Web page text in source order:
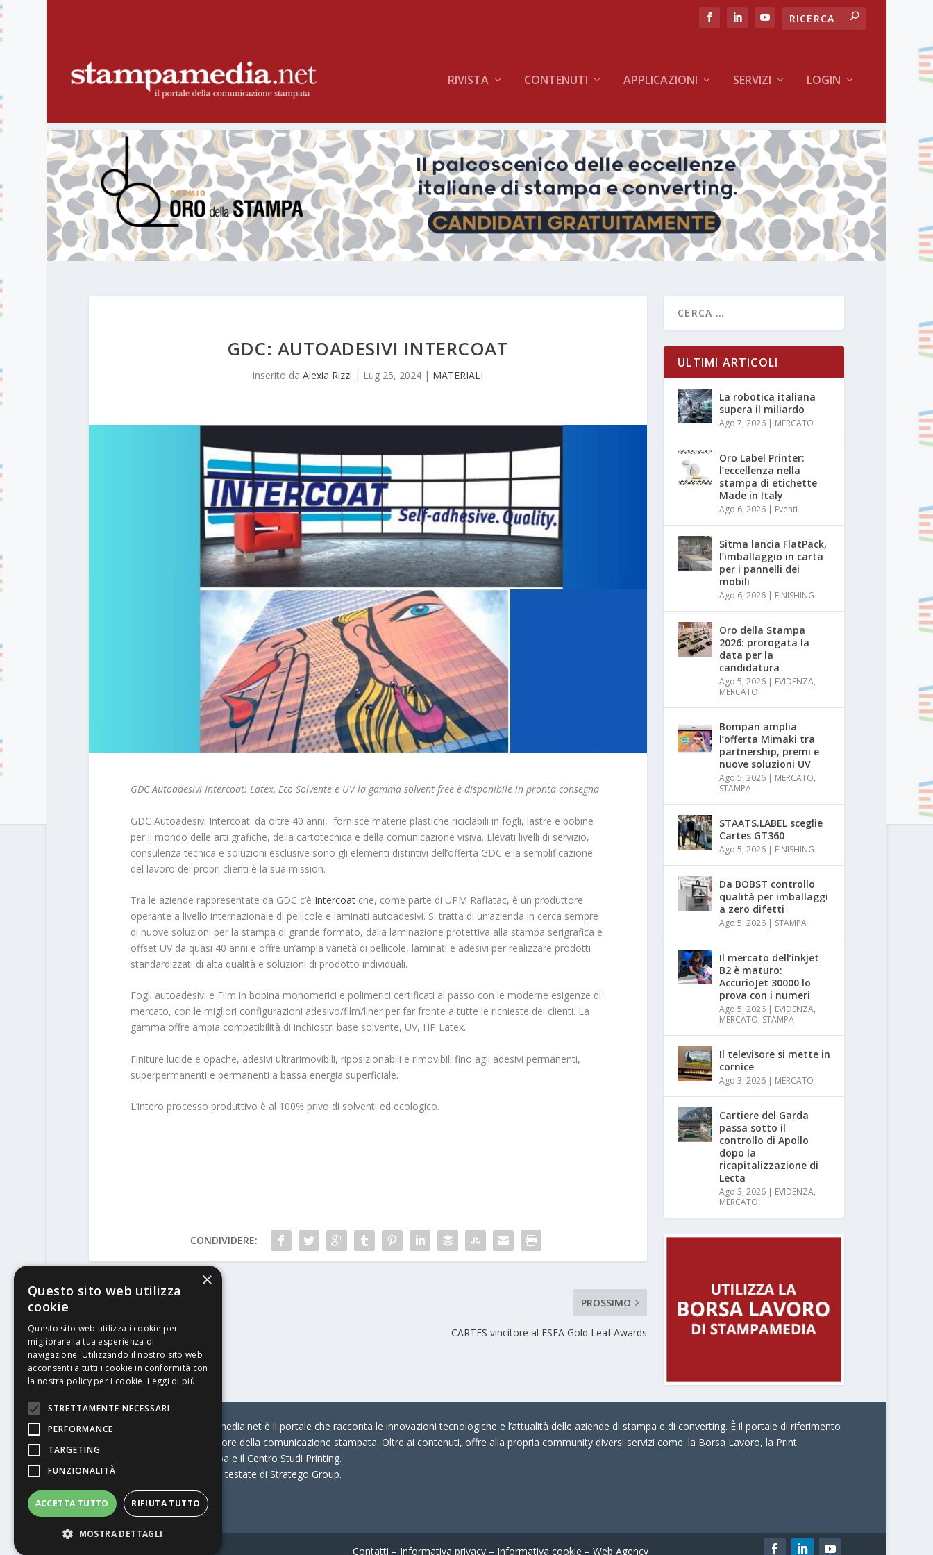
RIVISTA CONTENUTI APPLICAZIONI SERVIZI LOGIN
GDC: AUTOADESIVI INTERCOAT
Inserito daAlexia Rizzi | Lug 25, 2024 | MATERIALI
GDC Autoadesivi Intercoat: Latex, Eco Solvente e UV la gamma solvent free è disponibile in pronta consegna
GDC Autoadesivi Intercoat: da oltre 40 anni, fornisce materie plastiche riciclabili in fogli, lastre e bobine
per il mondo delle arti grafiche, della cartotecnica e della comunicazione visiva. Elevati livelli di servizio,
consulenza tecnica e soluzioni esclusive sono gli elementi distintivi dell’offerta GDC e la semplificazione
del lavoro dei propri clienti è la sua mission.
Tra le aziende rappresentate da GDC c’è Intercoatche, come parte di UPM Raflatac, è un produttore
operante a livello internazionale di pellicole e laminati autoadesivi. Si tratta di un’azienda in cerca sempre
di nuove soluzioni per la stampa di grande formato, dalla laminazione protettiva alla stampa serigrafica e
offset UV da quasi 40 anni e offre un’ampia varietà di pellicole, laminati e adesivi per realizzare prodotti
standardizzati di alta qualità e soluzioni di prodotto individuali.
Fogli autoadesivi e Film in bobina monomerici e polimerici certificati al passo con le moderne esigenze di
mercato, con le migliori configurazioni adesivo/film/liner per far fronte a tutte le richieste dei clienti. La
gamma offre ampia compatibilità di inchiostri base solvente, UV, HP Latex.
Finiture lucide e opache, adesivi ultrarimovibili, riposizionabili e rimovibili fino agli adesivi permanenti,
superpermanenti e permanenti a bassa energia superficiale.
L’intero processo produttivo è al 100% privo di solventi ed ecologico.
CONDIVIDERE:
Arctic Paper lancia Hope
PROSSIMO
CARTES vincitore al FSEA Gold Leaf Awards
ULTIMI ARTICOLI
La robotica italiana
supera il miliardo
Ago 7, 2026 | MERCATO
Oro Label Printer:
l’eccellenza nella
stampa di etichette
Made in Italy
Ago 6, 2026 | Eventi
Sitma lancia FlatPack,
l’imballaggio in carta
per i pannelli dei
mobili
Ago 6, 2026 | FINISHING
Oro della Stampa
2026: prorogata la
data per la
candidatura
Ago 5, 2026 | EVIDENZA,
MERCATO
Bompan amplia
l’offerta Mimaki tra
partnership, premi e
nuove soluzioni UV
Ago 5, 2026 | MERCATO,
STAMPA
STAATS.LABEL sceglie
Cartes GT360
Ago 5, 2026 | FINISHING
Da BOBST controllo
qualità per imballaggi
a zero difetti
Ago 5, 2026 | STAMPA
Il mercato dell’inkjet
B2 è maturo:
AccurioJet 30000 lo
prova con i numeri
Ago 5, 2026 | EVIDENZA,
MERCATO, STAMPA
Il televisore si mette in
cornice
Ago 3, 2026 | MERCATO
Cartiere del Garda
passa sotto il
controllo di Apollo
dopo la
ricapitalizzazione di
Lecta
Ago 3, 2026 | EVIDENZA,
MERCATO
© Stratego Group –
stampamedia.net è il portale che racconta le innovazioni tecnologiche e l’attualità delle aziende di stampa e di converting. È il portale di riferimento
per chi opera in Italia nel settore della comunicazione stampata. Oltre ai contenuti, offre alla propria community diversi servizi come: la Borsa Lavoro, la Print
Connection, i Big della Stampa e il Centro Studi Printing.
Stampamedia.net è una delle testate di Stratego Group.
Partita IVA07921450156
Contatti – Informativa privacy– Informativa cookie – Web Agency
×
Questo sito web utilizza
cookie
Questo sito web utilizza i cookie per
migliorare la tua esperienza di
navigazione. Utilizzando il nostro sito web
acconsenti a tutti i cookie in conformità con
la nostra policy per i cookie. Leggi di più
STRETTAMENTE NECESSARI
PERFORMANCE
TARGETING
FUNZIONALITÀ
ACCETTA TUTTO RIFIUTA TUTTO
MOSTRA DETTAGLI